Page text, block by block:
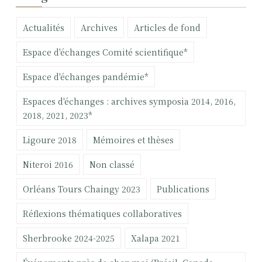
h
Actualités Archives Articles de fond
Espace d'échanges Comité scientifique*
Espace d'échanges pandémie*
Espaces d'échanges : archives symposia 2014, 2016,
2018, 2021, 2023*
Ligoure 2018 Mémoires et thèses
Niteroi 2016 Non classé
Orléans Tours Chaingy 2023 Publications
Réflexions thématiques collaboratives
Sherbrooke 2024-2025 Xalapa 2021